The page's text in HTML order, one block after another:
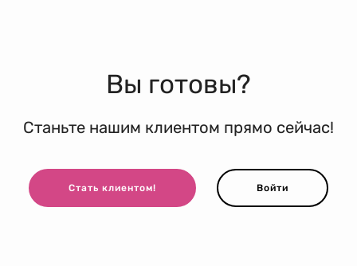
Вы готовы?
Станьте нашим клиентом прямо сейчас!
Стать клиентом! Войти